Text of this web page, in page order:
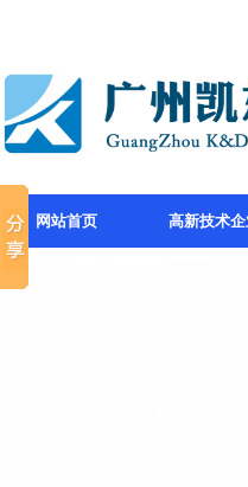
网站首页 高新技术